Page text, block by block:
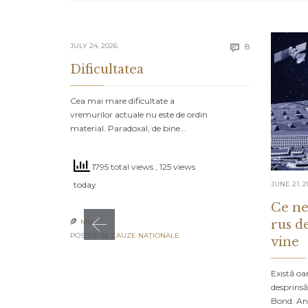
JULY 24, 2026  8 Comments
Dificultatea
Cea mai mare dificultate a
vremurilor actuale nu este de ordin
material. Paradoxal, de bine…
1795 total views , 125 views
today
 MR
POSTED IN: CAUZE NAŢIONALE
JUNE 21,
Ce
rus
vine
Există
Bond.